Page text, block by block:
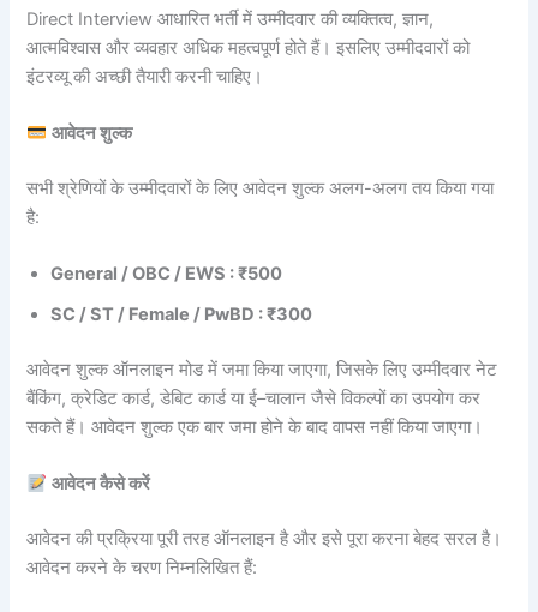
Direct Interview आधारित भर्ती में उम्मीदवार की व्यक्तित्व, ज्ञान,
आत्मविश्वास और व्यवहार अधिक महत्वपूर्ण होते हैं। इसलिए उम्मीदवारों को
इंटरव्यू की अच्छी तैयारी करनी चाहिए।
आवेदन शुल्क
सभी श्रेणियों के उम्मीदवारों के लिए आवेदन शुल्क अलग-अलग तय किया गया
है:
General / OBC / EWS : ₹500
SC / ST / Female / PwBD : ₹300
आवेदन शुल्क ऑनलाइन मोड में जमा किया जाएगा, जिसके लिए उम्मीदवार नेट
बैंकिंग, क्रेडिट कार्ड, डेबिट कार्ड या ई–चालान जैसे विकल्पों का उपयोग कर
सकते हैं। आवेदन शुल्क एक बार जमा होने के बाद वापस नहीं किया जाएगा।
आवेदन कैसे करें
आवेदन की प्रक्रिया पूरी तरह ऑनलाइन है और इसे पूरा करना बेहद सरल है।
आवेदन करने के चरण निम्नलिखित हैं: